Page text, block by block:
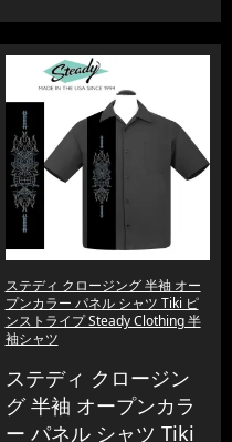
ステディ クロージング 半袖 オー
プンカラー パネル シャツ Tiki ピ
ンストライプ Steady Clothing 半
袖シャツ
ステディ クロージン
グ 半袖 オープンカラ
ー パネル シャツ Tiki